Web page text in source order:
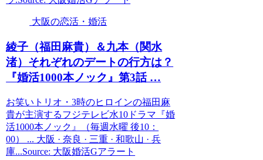
大阪の恋活・婚活
綾子（福田麻貴）＆九本（関水
渚）それぞれのデートの行方は？
『婚活1000本ノック』第3話 …
お笑いトリオ・3時のヒロインの福田麻
貴が主演するフジテレビ水10ドラマ『婚
活1000本ノック』（毎週水曜 後10：
00） ... 大阪 · 奈良 · 三重 · 和歌山 · 兵
庫...Source: 大阪婚活Gアラート